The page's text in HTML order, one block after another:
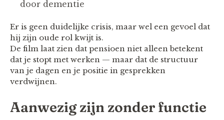
door dementie
Er is geen duidelijke crisis, maar wel een gevoel dat
hij zijn oude rol kwijt is.
De film laat zien dat pensioen niet alleen betekent
dat je stopt met werken — maar dat de structuur
van je dagen en je positie in gesprekken
verdwijnen.
Aanwezig zijn zonder functie